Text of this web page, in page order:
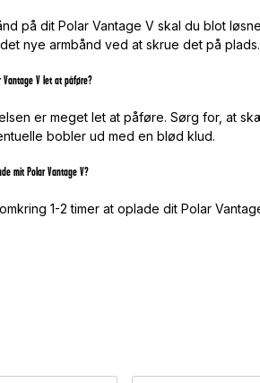
på dit Polar Vantage V skal du blot
nye armbånd ved at skrue det på plads.
Vantage V let at påføre?
er meget let at påføre. Sørg for, at
bobler ud med en blød klud.
mit Polar Vantage V?
1-2 timer at oplade dit Polar